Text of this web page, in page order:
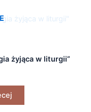
żyjąca w liturgii”